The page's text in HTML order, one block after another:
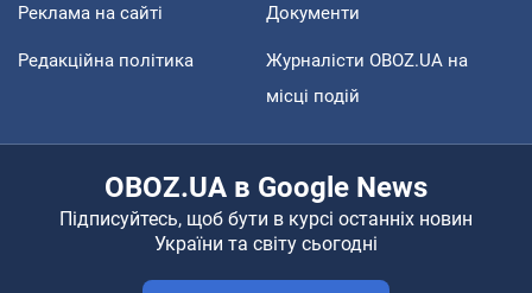
Реклама на сайті Документи
Редакційна політика
Журналісти OBOZ.UA на
місці подій
OBOZ.UA в Google News
Підписуйтесь, щоб бути в курсі останніх новин
України та світу сьогодні